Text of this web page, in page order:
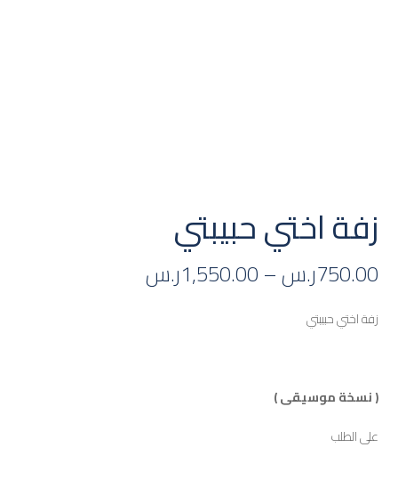
زفة اختي حبيبتي
750.00ر.س–
1,550.00ر.س
زفة اختي حبيبتي
( نسخة موسيقى )
على الطلب